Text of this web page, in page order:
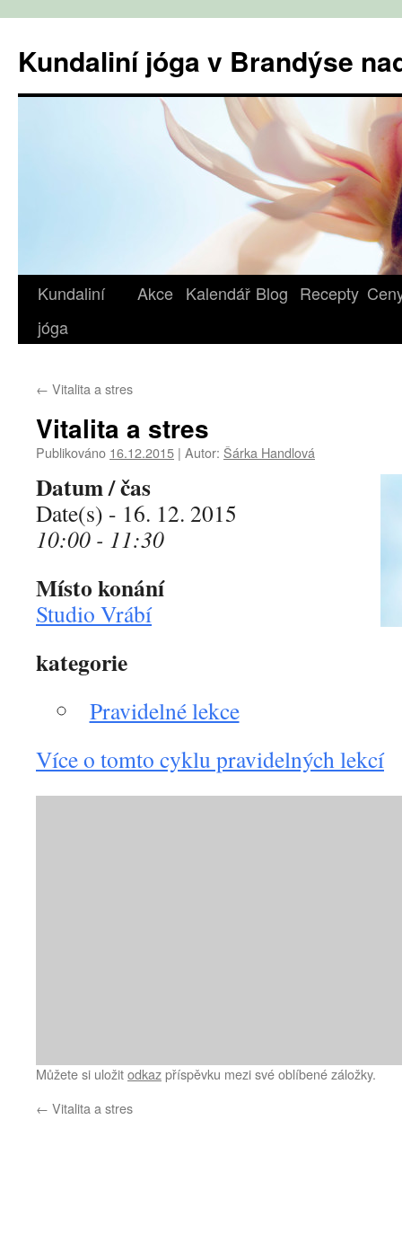
obsahu
webu
Kundaliní jóga v Brandýse
Kundaliní
jóga
Akce Kalendář Blog Recepty
← Vitalita a stres
Vitalita a stres
Publikováno 16.12.2015 | Autor: Šárka Handlová
Datum / čas
Date(s) - 16. 12. 2015
10:00 - 11:30
Místo konání
Studio Vrábí
kategorie
Pravidelné lekce
Více o tomto cyklu pravidelných lekcí
Můžete si uložitodkazpříspěvku mezi své oblíbené záložky.
← Vitalita a stres